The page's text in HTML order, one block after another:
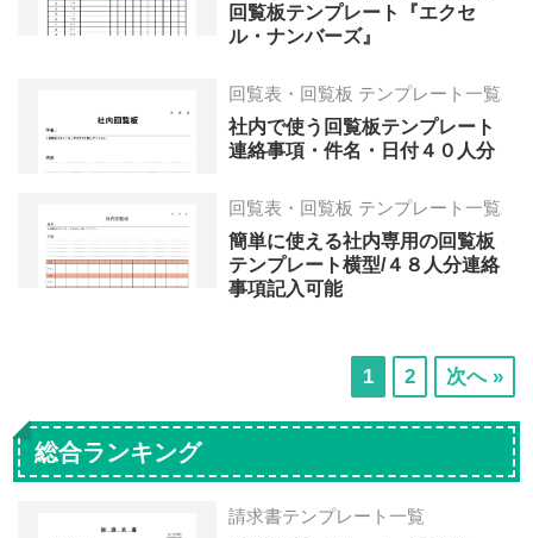
回覧板テンプレート『エクセ
ル・ナンバーズ』
回覧表・回覧板 テンプレート一覧
社内で使う回覧板テンプレート
連絡事項・件名・日付４０人分
回覧表・回覧板 テンプレート一覧
簡単に使える社内専用の回覧板
テンプレート横型/４８人分連絡
事項記入可能
次
ー
1
次
ー
ジ
2 次へ »
総合ランキング
請求書テンプレート一覧